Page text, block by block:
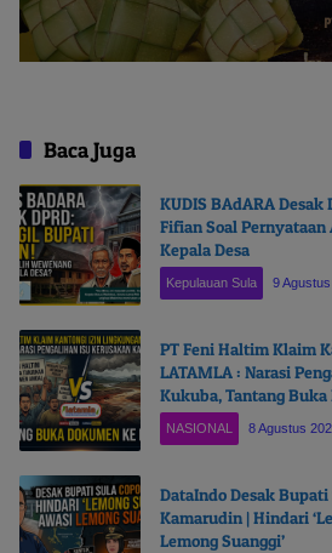
Baca Juga
KUDIS BAdARA
Fifian Soal
Kepala Desa
Kepulauan Sula 9
PT Feni Haltim Klaim
LATAMLA : Narasi
Kukuba, Tantang
NASIONAL 8 Agustus
DataIndo Desak
Kamarudin | Hindari
Lemong Suanggi’